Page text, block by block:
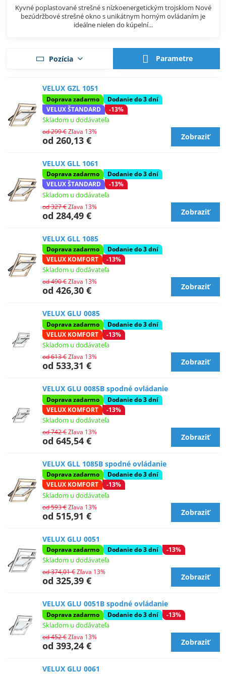
Kyvné poplastované strešné s nízkoenergetickým trojsklom Nové
bezúdržbové strešné okno s unikátnym horným ovládaním je
ideálne nielen do kúpelní...
Pozícia Parametre
VELUX GZL 1051
Doprava zadarmo
Dodanie do 3 dní
VELUX ŠTANDARD
-13%
Skladom u dodávateľa
od 260,13 €
od 299 €Zľava 13%
Zobraziť
VELUX GLL 1061
Doprava zadarmo
Dodanie do 3 dní
VELUX ŠTANDARD
-13%
Skladom u dodávateľa
od 284,49 €
od 327 €Zľava 13%
Zobraziť
VELUX GLL 1085
Doprava zadarmo
Dodanie do 3 dní
VELUX KOMFORT
-13%
Skladom u dodávateľa
od 426,30 €
od 490 €Zľava 13%
Zobraziť
VELUX GLU 0085
Doprava zadarmo
Dodanie do 3 dní
VELUX KOMFORT
-13%
Skladom u dodávateľa
od 533,31 €
od 613 €Zľava 13%
Zobraziť
VELUX GLU 0085B spodné ovládanie
Doprava zadarmo
Dodanie do 3 dní
VELUX KOMFORT
-13%
Skladom u dodávateľa
od 645,54 €
od 742 €Zľava 13%
Zobraziť
VELUX GLL 1085B spodné ovládanie
Doprava zadarmo
Dodanie do 3 dní
VELUX KOMFORT
-13%
Skladom u dodávateľa
od 515,91 €
od 593 €Zľava 13%
Zobraziť
VELUX GLU 0051
Doprava zadarmo Dodanie do 3 dní -13%
Skladom u dodávateľa
od 325,39 €
od 374,01 €Zľava 13%
Zobraziť
VELUX GLU 0051B spodné ovládanie
Doprava zadarmo Dodanie do 3 dní -13%
Skladom u dodávateľa
od 393,24 €
od 452 €Zľava 13%
Zobraziť
VELUX GLU 0061